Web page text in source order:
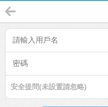
安全提問(未設置請忽略)